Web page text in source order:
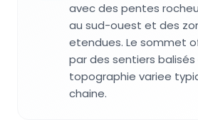
avec des pentes
au sud-ouest et des
etendues. Le sommet
par des sentiers
topographie variee
chaine.